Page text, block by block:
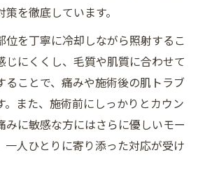
を徹底しています。
位を丁寧に冷却しながら照射するこ
じにくくし、毛質や肌質に合わせて
ることで、痛みや施術後の肌トラブ
。また、施術前にしっかりとカウン
みに敏感な方にはさらに優しいモー
一人ひとりに寄り添った対応が受け